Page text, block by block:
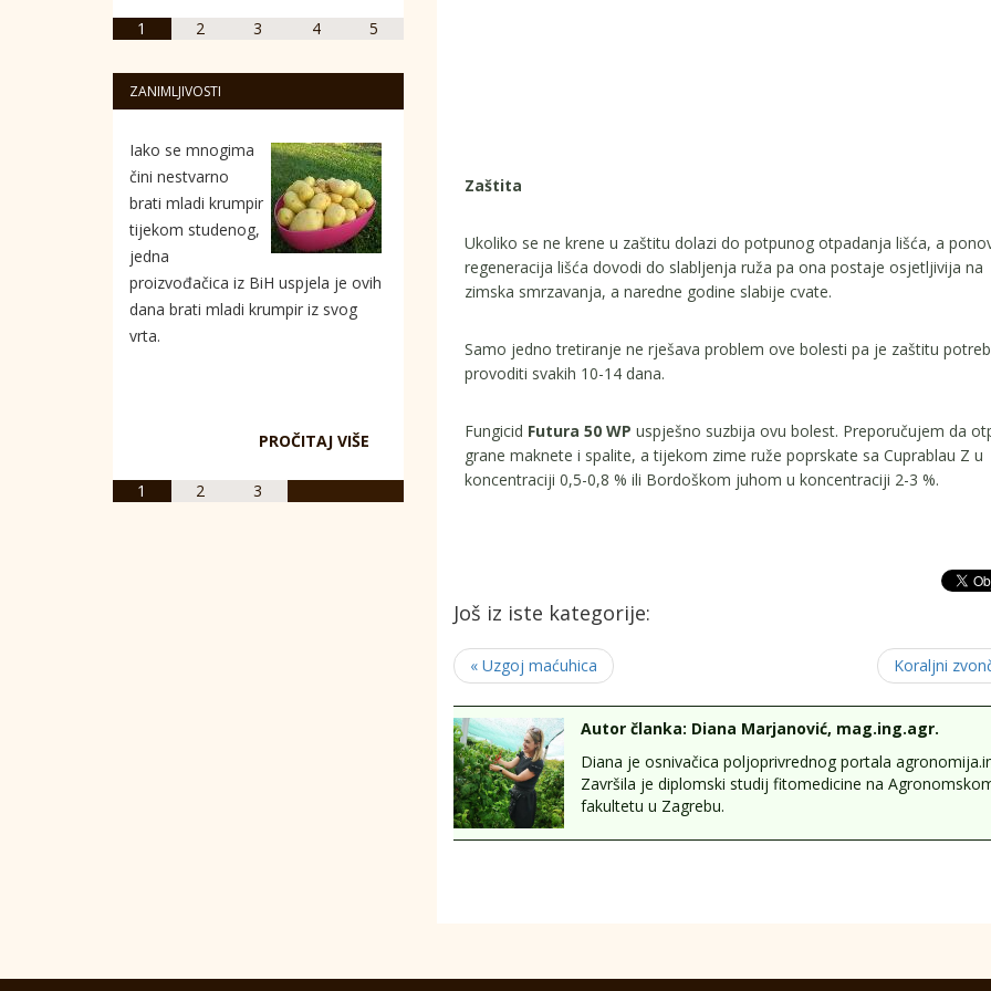
Zaštita
Ukoliko se ne krene u zaštitu dolazi do potpunog otpadanja lišća, a
regeneracija lišća dovodi do slabljenja ruža pa ona postaje osjetljivija na
zimska smrzavanja, a naredne godine slabije cvate.
Samo jedno tretiranje ne rješava problem ove bolesti pa je zaštitu
provoditi svakih 10-14 dana.
Fungicid Futura 50 WP uspješno suzbija ovu bolest. Preporučujem da
grane maknete i spalite, a tijekom zime ruže poprskate sa Cuprablau Z u
koncentraciji 0,5-0,8 % ili Bordoškom juhom u koncentraciji 2-3 %.
Još iz iste kategorije:
« Uzgoj maćuhica Koraljni
Autor članka: Diana Marjanović, mag.ing.agr.
Diana je osnivačica poljoprivrednog portala
Završila je diplomski studij fitomedicine na
fakultetu u Zagrebu.
1 2 3 4 5
ZANIMLJIVOSTI
Iako se mnogima
čini nestvarno
brati mladi krumpir
tijekom studenog,
jedna
proizvođačica iz BiH uspjela je ovih
dana brati mladi krumpir iz svog
vrta.
PROČITAJ VIŠE
1 2 3